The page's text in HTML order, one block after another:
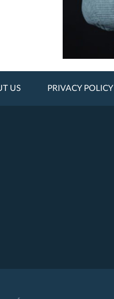
US PRIVACY POLICY